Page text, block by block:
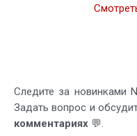
Следите за новинками
Задать вопрос и
комментариях 💬.